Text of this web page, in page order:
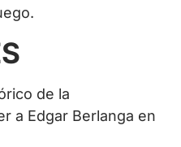
de la
a Edgar Berlanga en